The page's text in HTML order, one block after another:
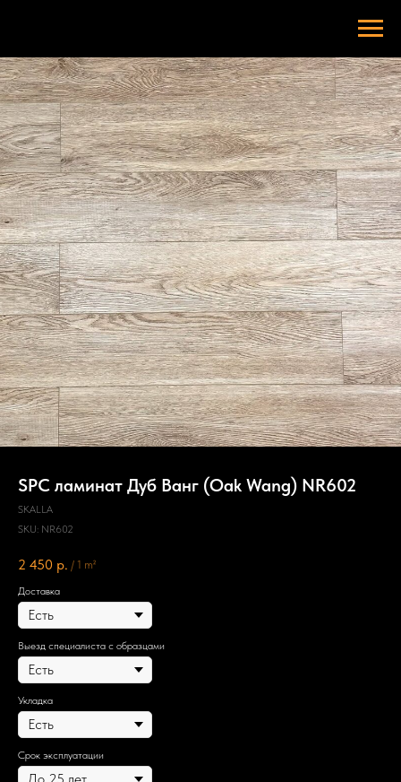
SPC ламинат Дуб Ванг (Oak Wang) NR602
SKALLA
SKU: NR602
2 450 р. / 1 m²
Доставка
Выезд специалиста с образцами
Укладка
Срок эксплуатации